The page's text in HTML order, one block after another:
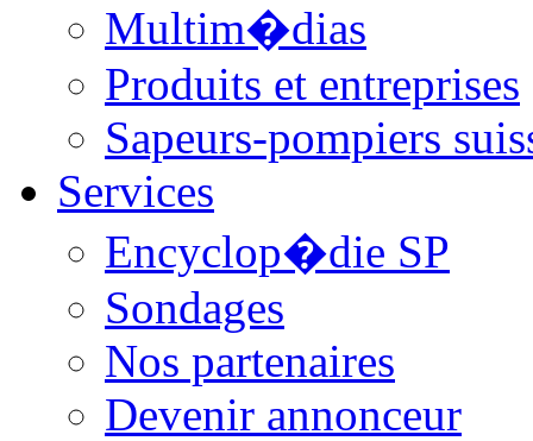
Multim�dias
Produits et entreprises
Sapeurs-pompiers
Services
Encyclop�die SP
Sondages
Nos partenaires
Devenir annonceur